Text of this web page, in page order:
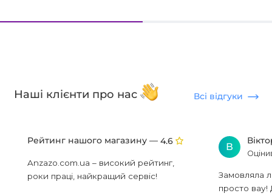
Наші клієнти про нас Всі відгуки
Рейтинг нашого магазину — 4.6
Anzazo.com.ua – високий рейтинг,
роки праці, найкращий сервіс!
В
Замовляла
просто вау!